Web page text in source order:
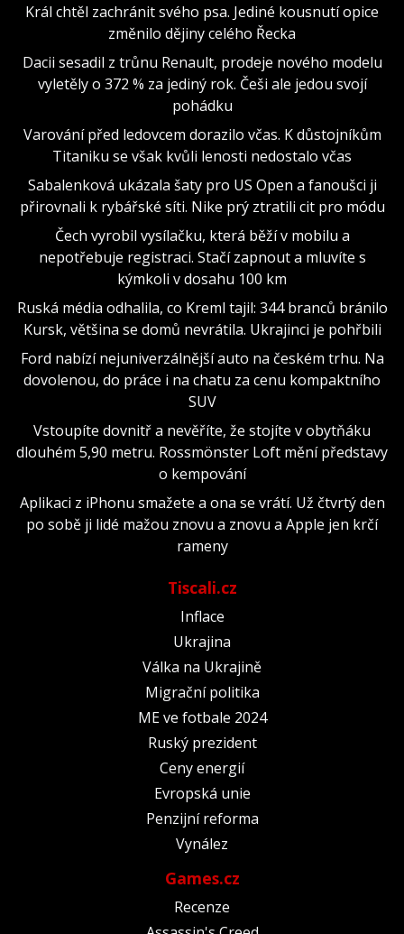
Král chtěl zachránit svého psa. Jediné kousnutí opice
změnilo dějiny celého Řecka
Dacii sesadil z trůnu Renault, prodeje nového modelu
vyletěly o 372 % za jediný rok. Češi ale jedou svojí
pohádku
Varování před ledovcem dorazilo včas. K důstojníkům
Titaniku se však kvůli lenosti nedostalo včas
Sabalenková ukázala šaty pro US Open a fanoušci ji
přirovnali k rybářské síti. Nike prý ztratili cit pro módu
Čech vyrobil vysílačku, která běží v mobilu a
nepotřebuje registraci. Stačí zapnout a mluvíte s
kýmkoli v dosahu 100 km
Ruská média odhalila, co Kreml tajil: 344 branců bránilo
Kursk, většina se domů nevrátila. Ukrajinci je pohřbili
Ford nabízí nejuniverzálnější auto na českém trhu. Na
dovolenou, do práce i na chatu za cenu kompaktního
SUV
Vstoupíte dovnitř a nevěříte, že stojíte v obytňáku
dlouhém 5,90 metru. Rossmönster Loft mění představy
o kempování
Aplikaci z iPhonu smažete a ona se vrátí. Už čtvrtý den
po sobě ji lidé mažou znovu a znovu a Apple jen krčí
rameny
Tiscali.cz
Inflace
Ukrajina
Válka na Ukrajině
Migrační politika
ME ve fotbale 2024
Ruský prezident
Ceny energií
Evropská unie
Penzijní reforma
Vynález
Games.cz
Recenze